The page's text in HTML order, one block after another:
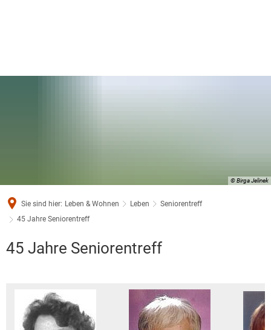
© Birga Jelinek
Sie sind hier: Leben & Wohnen Leben
Seniorentreff
45 Jahre Seniorentreff
45
Seniorentreff
45 Jahre Seniorentreff